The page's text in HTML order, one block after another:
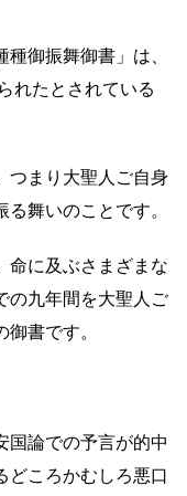
御振舞御書」は、
れたとされている
つまり大聖人ご自身
舞いのことです。
命に及ぶさまざまな
の九年間を大聖人ご
書です。
国論での予言が的中
どころかむしろ悪口